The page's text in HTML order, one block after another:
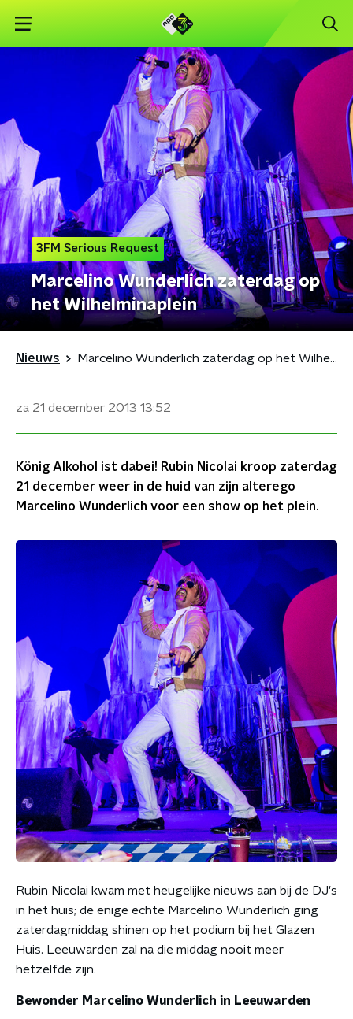
3FM Serious Request
Marcelino Wunderlich zaterdag op
het Wilhelminaplein
Nieuws Marcelino Wunderlich zaterdag op het Wilhelminaplein
za 21 december 2013 13:52
König Alkohol ist dabei! Rubin Nicolai kroop zaterdag
21 december weer in de huid van zijn alterego
Marcelino Wunderlich voor een show op het plein.
Rubin Nicolai kwam met heugelijke nieuws aan bij de DJ's
in het huis; de enige echte Marcelino Wunderlich ging
zaterdagmiddag shinen op het podium bij het Glazen
Huis. Leeuwarden zal na die middag nooit meer
hetzelfde zijn.
Bewonder Marcelino Wunderlich in Leeuwarden